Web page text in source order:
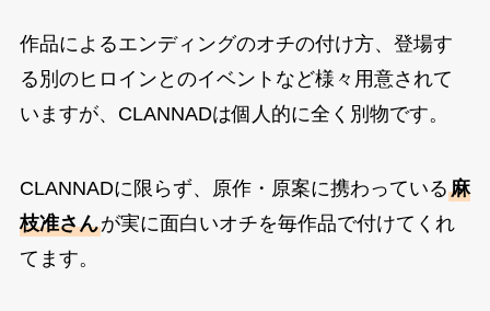
作品によるエンディングのオチの付け方、登場す
る別のヒロインとのイベントなど様々用意されて
いますが、CLANNADは個人的に全く別物です。
CLANNADに限らず、原作・原案に携わっている麻
枝准さんが実に面白いオチを毎作品で付けてくれ
てます。